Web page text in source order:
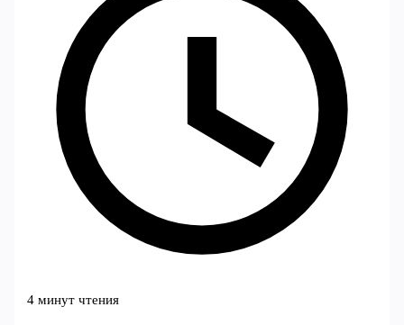
4 минут чтения